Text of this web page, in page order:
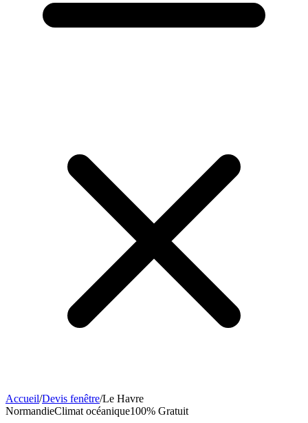
Accueil/Devis fenêtre/Le Havre
NormandieClimat océanique100% Gratuit